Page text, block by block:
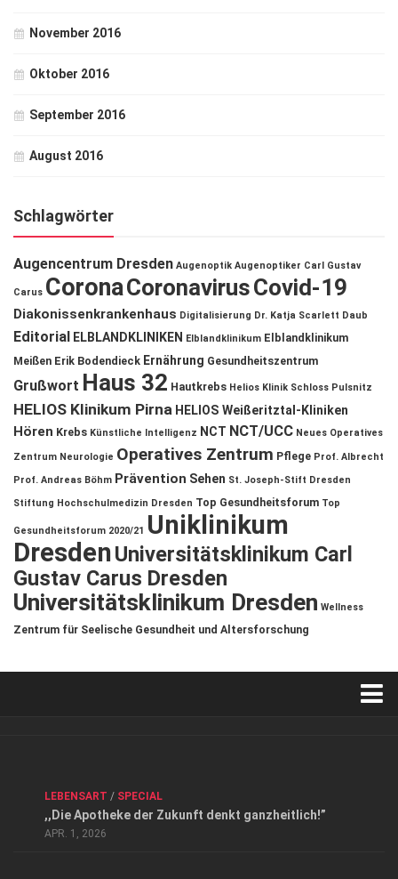
November 2016
Oktober 2016
September 2016
August 2016
Schlagwörter
Augencentrum Dresden Augenoptik Augenoptiker Carl Gustav
Carus CoronaCoronavirusCovid-19
Diakonissenkrankenhaus Digitalisierung Dr. Katja Scarlett Daub
Editorial ELBLANDKLINIKEN Elblandklinikum Elblandklinikum
Meißen Erik Bodendieck Ernährung Gesundheitszentrum
Grußwort Haus 32 Hautkrebs Helios Klinik Schloss Pulsnitz
HELIOS Klinikum Pirna HELIOS Weißeritztal-Kliniken
Hören Krebs Künstliche Intelligenz NCT NCT/UCC Neues Operatives
Zentrum Neurologie Operatives Zentrum Pflege Prof. Albrecht
Prof. Andreas Böhm Prävention Sehen St. Joseph-Stift Dresden
Stiftung Hochschulmedizin Dresden Top Gesundheitsforum Top
Gesundheitsforum 2020/21 Uniklinikum
DresdenUniversitätsklinikum Carl
Gustav Carus Dresden
Universitätsklinikum Dresden Wellness
Zentrum für Seelische Gesundheit und Altersforschung
Datenschutzerklärung
Top Magazin Dresden / Ostsachsen
LEBENSART / SPECIAL
,,Die Apotheke der Zukunft denkt ganzheitlich!”
APR. 1, 2026